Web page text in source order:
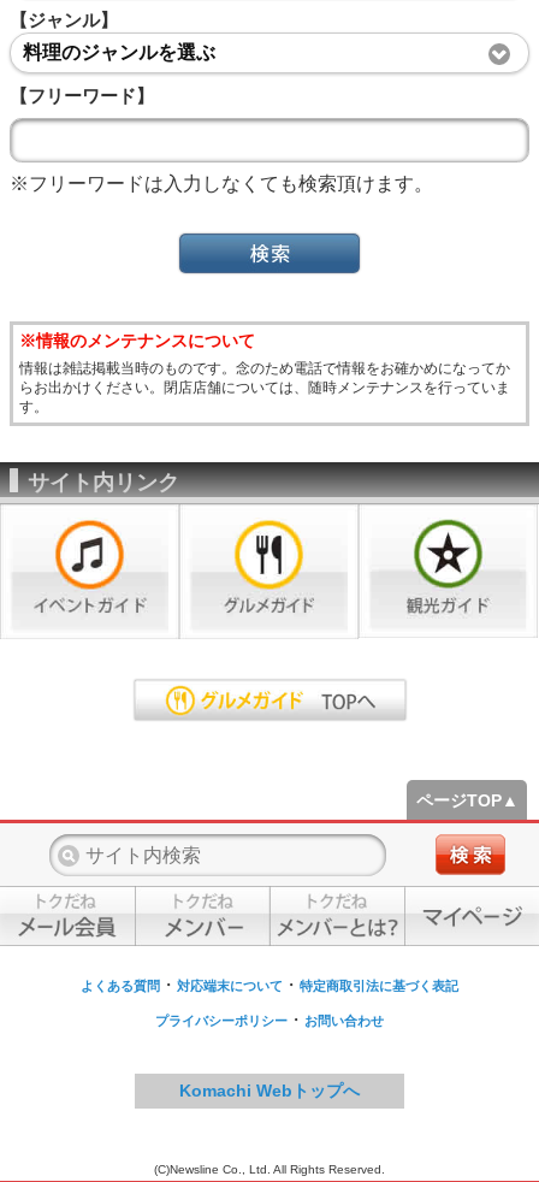
【ジャンル】
料理のジャンルを選ぶ
【フリーワード】
※フリーワードは入力しなくても検索頂けます。
※情報のメンテナンスについて
情報は雑誌掲載当時のものです。念のため電話で情報をお確かめになってか
らお出かけください。閉店店舗については、随時メンテナンスを行っていま
す。
サイト内リンク
ページTOP▲
よくある質問 ・ 対応端末について ・ 特定商取引法に基づく表記
プライバシーポリシー ・ お問い合わせ
Komachi Webトップへ
(C)Newsline Co., Ltd. All Rights Reserved.